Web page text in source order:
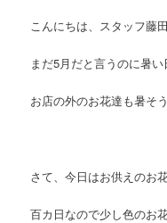
こんにちは、スタッフ藤
まだ5月だと言うのに暑
お店の外のお花達も暑そ
さて、今日はお供えのお
百カ日なので少し色のお